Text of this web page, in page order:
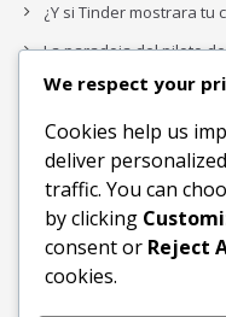
¿Y si Tinder mostrara tu
La paradoja del piloto
complejidad de la IA
Los organigramas de
IA acaba de dejarlos
Buscar
We respect your
Cookies help us
deliver
traffic. You can
by clicking
consent or Reject
cookies.